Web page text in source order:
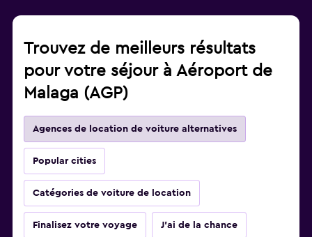
Trouvez de meilleurs résultats
pour votre séjour à Aéroport de
Malaga (AGP)
Agences de location de voiture alternatives
Popular cities
Catégories de voiture de location
Finalisez votre voyage J'ai de la chance